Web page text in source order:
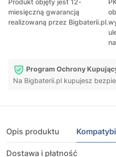
Produkt objęty jest 12-
miesięczną gwarancją
realizowaną przez Bigbaterii.pl.
Program Ochrony
Na Bigbaterii.pl kupujesz
Opis produktu
Dostawa i płatność